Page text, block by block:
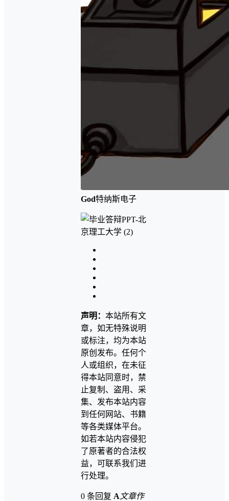
God特纳斯电子
声明： 本站所有文
章，如无特殊说明
或标注，均为本站
原创发布。任何个
人或组织，在未征
得本站同意时，禁
止复制、盗用、采
集、发布本站内容
到任何网站、书籍
等各类媒体平台。
如若本站内容侵犯
了原著者的合法权
益，可联系我们进
行处理。
0 条回复 A 文章作